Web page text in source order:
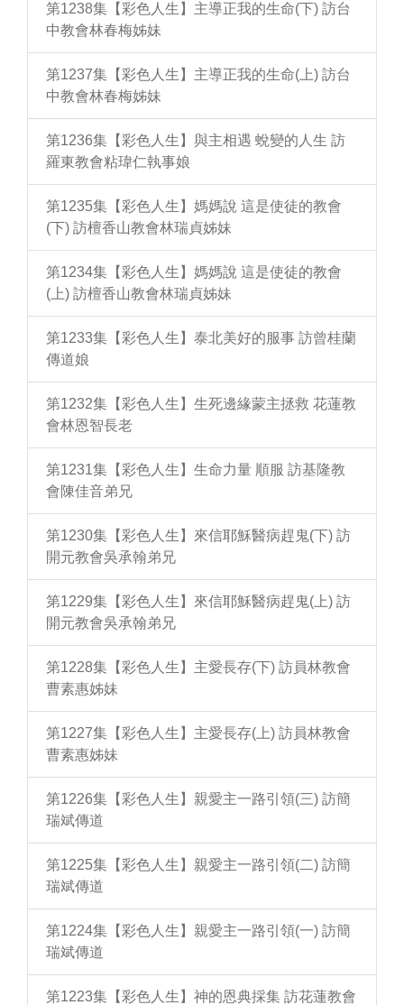
第1238集【彩色人生】主導正我的生命(下) 訪台
中教會林春梅姊妹
第1237集【彩色人生】主導正我的生命(上) 訪台
中教會林春梅姊妹
第1236集【彩色人生】與主相遇 蛻變的人生 訪
羅東教會粘瑋仁執事娘
第1235集【彩色人生】媽媽說 這是使徒的教會
(下) 訪檀香山教會林瑞貞姊妹
第1234集【彩色人生】媽媽說 這是使徒的教會
(上) 訪檀香山教會林瑞貞姊妹
第1233集【彩色人生】泰北美好的服事 訪曾桂蘭
傳道娘
第1232集【彩色人生】生死邊緣蒙主拯救 花蓮教
會林恩智長老
第1231集【彩色人生】生命力量 順服 訪基隆教
會陳佳音弟兄
第1230集【彩色人生】來信耶穌醫病趕鬼(下) 訪
開元教會吳承翰弟兄
第1229集【彩色人生】來信耶穌醫病趕鬼(上) 訪
開元教會吳承翰弟兄
第1228集【彩色人生】主愛長存(下) 訪員林教會
曹素惠姊妹
第1227集【彩色人生】主愛長存(上) 訪員林教會
曹素惠姊妹
第1226集【彩色人生】親愛主一路引領(三) 訪簡
瑞斌傳道
第1225集【彩色人生】親愛主一路引領(二) 訪簡
瑞斌傳道
第1224集【彩色人生】親愛主一路引領(一) 訪簡
瑞斌傳道
第1223集【彩色人生】神的恩典採集 訪花蓮教會